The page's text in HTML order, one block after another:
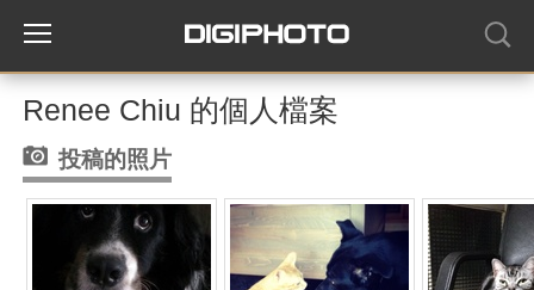
Renee Chiu 的個人檔案
投稿的照片